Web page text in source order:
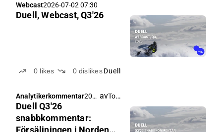
Webcast2026-07-02 07:30
Duell, Webcast, Q3'26
0 likes 0 dislikes Duell
Analytikerkommentar202
07-
02
av Tommi Saarinen
Duell Q3'26
snabbkommentar: